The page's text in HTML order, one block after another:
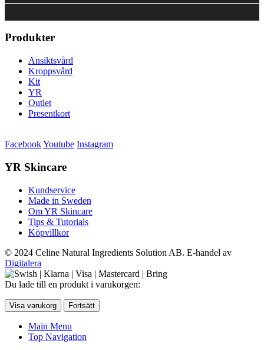
Produkter
Ansiktsvård
Kroppsvård
Kit
YR
Outlet
Presentkort
FacebookYoutube Instagram
YR Skincare
Kundservice
Made in Sweden
Om YR Skincare
Tips & Tutorials
Köpvillkor
© 2024 Celine Natural Ingredients Solution AB. E-handel av
Digitalera
Du lade till en produkt i varukorgen:
Visa varukorg Fortsätt
Main Menu
Top Navigation